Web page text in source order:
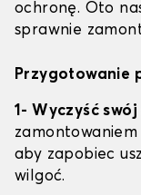
ochronę. Oto
sprawnie
Przygotowanie
1- Wyczyść
aby zapobiec
wilgoć.